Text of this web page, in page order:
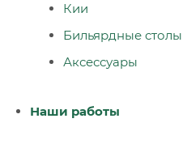
Кии
Бильярдные столы
Аксессуары
Наши работы